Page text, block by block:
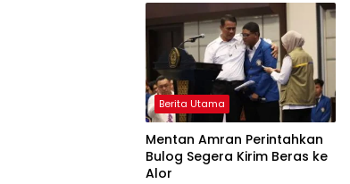
Berita Utama
Mentan Amran Perintahkan
Bulog Segera Kirim Beras ke
Alor